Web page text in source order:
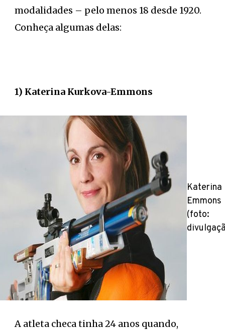
modalidades – pelo menos 18 desde 1920.
Conheça algumas delas:
1) Katerina Kurkova-Emmons
Katerina
Emmons
(foto:
A atleta checa tinha 24 anos quando,